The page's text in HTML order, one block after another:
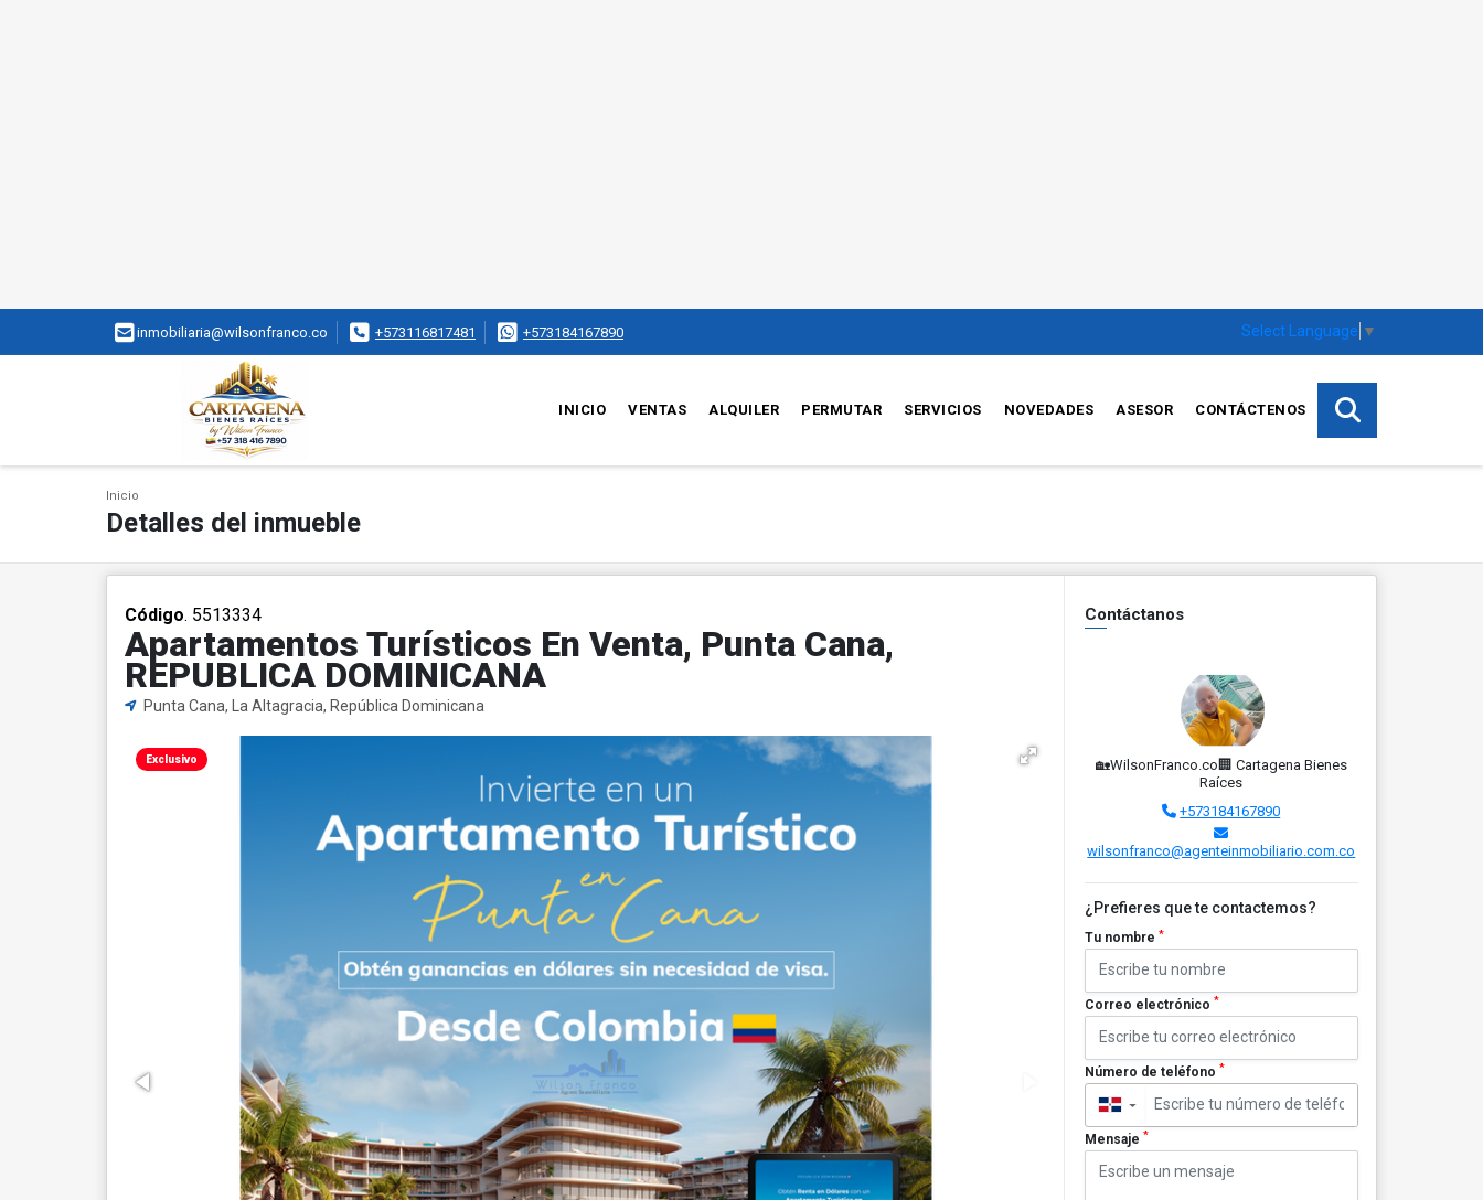
inmobiliaria@wilsonfranco.co +573116817481 +573184167890 Select Language ▼
INICIO VENTAS ALQUILER PERMUTAR SERVICIOS NOVEDADES ASESOR CONTÁCTENOS
Inicio
Detalles del inmueble
Código. 5513334
Apartamentos Turísticos En Venta, Punta Cana,
REPUBLICA DOMINICANA
Punta Cana, La Altagracia, República Dominicana
Exclusivo
Contáctanos
🏡WilsonFranco.co🏢 Cartagena Bienes
Raíces
+573184167890
wilsonfranco@agenteinmobiliario.com.co
¿Prefieres que te contactemos?
Tu nombre *
Correo electrónico *
Número de teléfono *
▼
Mensaje *